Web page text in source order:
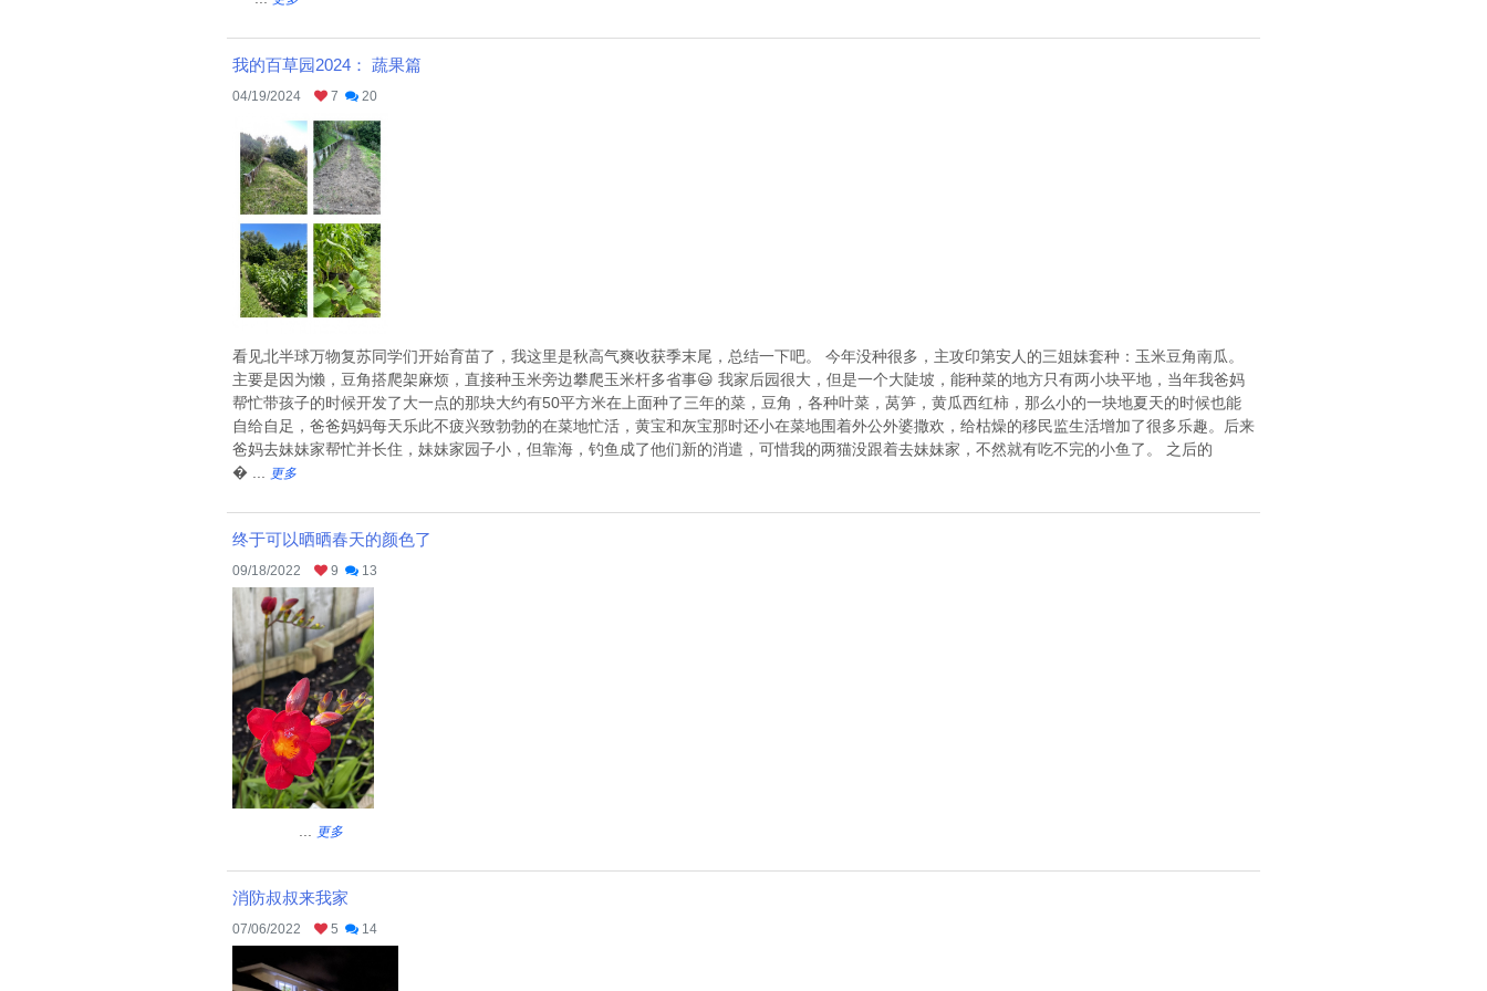
我的百草园2024： 蔬果篇
04/19/2024 7 20
看见北半球万物复苏同学们开始育苗了，我这里是秋高气爽收获季末尾，总结一下吧。 今年没种很多，主攻印第安人的三姐妹套种：玉米豆角南瓜。
主要是因为懒，豆角搭爬架麻烦，直接种玉米旁边攀爬玉米杆多省事😃 我家后园很大，但是一个大陡坡，能种菜的地方只有两小块平地，当年我爸妈
帮忙带孩子的时候开发了大一点的那块大约有50平方米在上面种了三年的菜，豆角，各种叶菜，莴笋，黄瓜西红柿，那么小的一块地夏天的时候也能
自给自足，爸爸妈妈每天乐此不疲兴致勃勃的在菜地忙活，黄宝和灰宝那时还小在菜地围着外公外婆撒欢，给枯燥的移民监生活增加了很多乐趣。后来
爸妈去妹妹家帮忙并长住，妹妹家园子小，但靠海，钓鱼成了他们新的消遣，可惜我的两猫没跟着去妹妹家，不然就有吃不完的小鱼了。 之后的
� ...
更多
终于可以晒晒春天的颜色了
09/18/2022 9 13
更多
消防叔叔来我家
07/06/2022 5 14